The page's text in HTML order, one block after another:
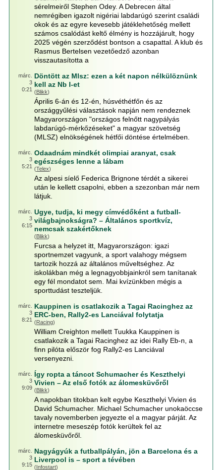
sérelmeiről Stephen Odey. A Debrecen által
nemrégiben igazolt nigériai labdarúgó szerint családi
okok és az egyre kevesebb játéklehetőség mellett
számos csalódást keltő élmény is hozzájárult, hogy
2025 végén szerződést bontson a csapattal. A klub és
Rasmus Bertelsen vezetőedző azonban
visszautasította a
márc.
3
0:21
Döntött az Mlsz: ezen a két napon nélkülöznünk
kell az Nb I-et
(Blikk)
Április 6-án és 12-én, húsvéthétfőn és az
országgyűlési választások napján nem rendeznek
Magyarországon "országos felnőtt nagypályás
labdarúgó-mérkőzéseket" a magyar szövetség
(MLSZ) elnökségének hétfői döntése értelmében.
márc.
3
5:21
Odaadnám mindkét olimpiai aranyat, csak
egészséges lenne a lábam
(Telex)
Az alpesi síelő Federica Brignone térdét a sikerei
után le kellett csapolni, ebben a szezonban már nem
látjuk.
márc.
3
6:15
Ugye, tudja, ki megy címvédőként a futball-
világbajnokságra? – Általános sportkvíz,
nemcsak szakértőknek
(Blikk)
Furcsa a helyzet itt, Magyarországon: igazi
sportnemzet vagyunk, a sport valahogy mégsem
tartozik hozzá az általános műveltséghez. Az
iskolákban még a legnagyobbjainkról sem tanítanak
egy fél mondatot sem. Mai kvízünkben mégis a
sporttudást teszteljük.
márc.
3
8:21
Kauppinen is csatlakozik a Tagai Racinghez az
ERC-ben, Rally2-es Lanciával folytatja
(Racing)
William Creighton mellett Tuukka Kauppinen is
csatlakozik a Tagai Racinghez az idei Rally Eb-n, a
finn pilóta először fog Rally2-es Lanciával
versenyezni.
márc.
3
9:09
Így ropta a táncot Schumacher és Keszthelyi
Vivien – Az első fotók az álomesküvőről
(Blikk)
A napokban titokban kelt egybe Keszthelyi Vivien és
David Schumacher. Michael Schumacher unokaöccse
tavaly novemberben jegyezte el a magyar párját. Az
internetre meseszép fotók kerültek fel az
álomesküvőről.
márc.
3
9:15
Nagyágyúk a futballpályán, jön a Barcelona és a
Liverpool is – sport a tévében
(Infostart)